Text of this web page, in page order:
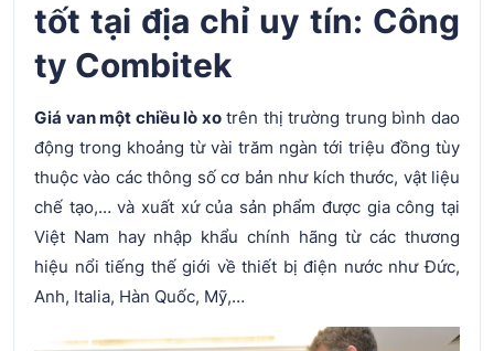
tốt tại địa chỉ uy tín: Công
ty Combitek
Giá van một chiều lò xotrên thị trường trung bình dao
động trong khoảng từ vài trăm ngàn tới triệu đồng tùy
thuộc vào các thông số cơ bản như kích thước, vật liệu
chế tạo,… và xuất xứ của sản phẩm được gia công tại
Việt Nam hay nhập khẩu chính hãng từ các thương
hiệu nổi tiếng thế giới về thiết bị điện nước như Đức,
Anh, Italia, Hàn Quốc, Mỹ,…